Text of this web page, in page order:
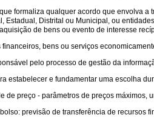
formaliza qualquer acordo que envolva
Estadual, Distrital ou Municipal, ou
de bens ou evento de interesse
bens ou serviços
pelo processo de gestão da
estabelecer e fundamentar uma escolha
de preço - parâmetros de preços
previsão de transferência de recursos